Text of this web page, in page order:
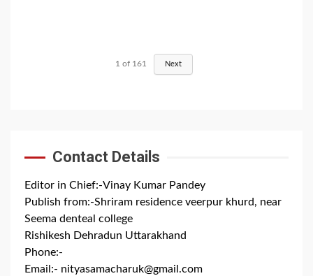
1 of 161 Next
Contact Details
Editor in Chief:-Vinay Kumar Pandey
Publish from:-Shriram residence veerpur khurd, near
Seema denteal college
Rishikesh Dehradun Uttarakhand
Phone:-
Email:- nityasamacharuk@gmail.com